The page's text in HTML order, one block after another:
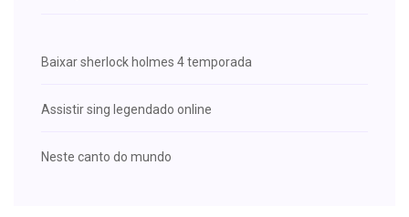
Baixar sherlock holmes 4 temporada
Assistir sing legendado online
Neste canto do mundo